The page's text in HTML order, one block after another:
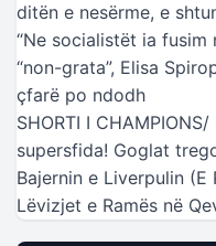
ditën e nesërme, e
“Ne socialistët ia fusim
“non-grata”, Elisa
çfarë po ndodh
SHORTI I
supersfida! Goglat
Bajernin e Liverpulin (E
Lëvizjet e Ramës në